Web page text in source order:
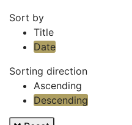
Sort by
Title
Date
Sorting direction
Ascending
Descending